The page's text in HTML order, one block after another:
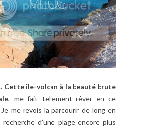
Cette île-volcan à la beauté brute
, me fait tellement rêver en ce
me revois la parcourir de long en
recherche d’une plage encore plus